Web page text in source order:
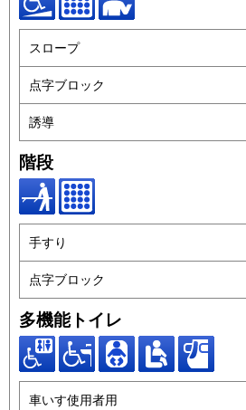
スロープ
点字ブロック
誘導
階段
手すり
点字ブロック
多機能トイレ
車いす使用者用